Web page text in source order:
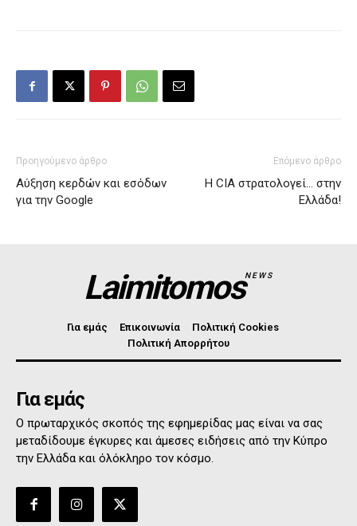
Προηγούμενο άρθρο
Αύξηση κερδών και εσόδων
για την Google
Επόμενο άρθρο
Η CIA στρατολογεί… στην
Ελλάδα!
LaimitomosNEWS
Για εμάς Επικοινωνία
Πολιτική Cookies
Πολιτική Απορρήτου
Για εμάς
Ο πρωταρχικός σκοπός της εφημερίδας μας είναι να σας
μεταδίδουμε έγκυρες και άμεσες ειδήσεις από την Κύπρο
την Ελλάδα και όλόκληρο τον κόσμο.